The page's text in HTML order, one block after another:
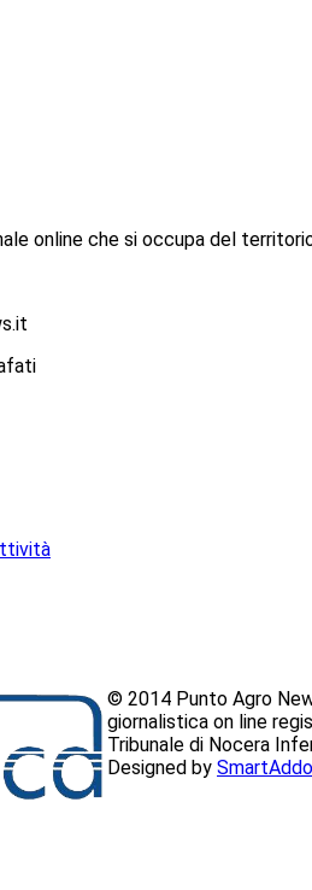
online che si occupa del
© 2014 Punto Agro
giornalistica on line
Tribunale di Nocera
Designed by